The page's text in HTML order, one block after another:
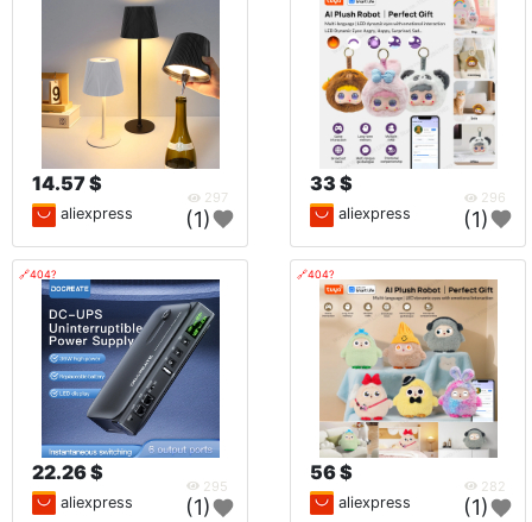
14.57 $
297
aliexpress (1)
33 $
296
aliexpress (1)
🔗404?
22.26 $
295
aliexpress (1)
🔗404?
56 $
282
aliexpress (1)